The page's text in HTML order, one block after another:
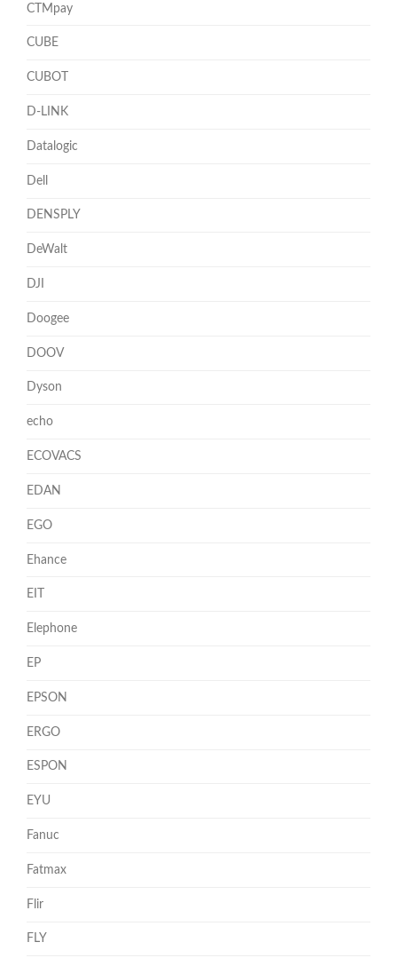
CTMpay
CUBE
CUBOT
D-LINK
Datalogic
Dell
DENSPLY
DeWalt
DJI
Doogee
DOOV
Dyson
echo
ECOVACS
EDAN
EGO
Ehance
EIT
Elephone
EP
EPSON
ERGO
ESPON
EYU
Fanuc
Fatmax
Flir
FLY